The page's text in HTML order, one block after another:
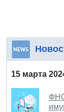
15 марта